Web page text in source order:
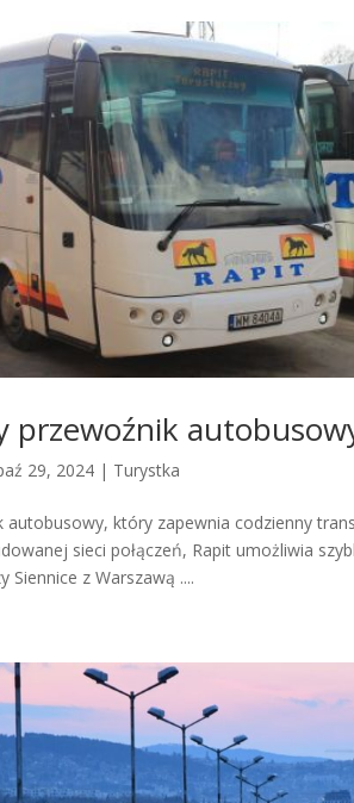
przewoźnik
29, 2024 | Turystka
autobusowy, który zapewnia codzienny
sieci połączeń, Rapit umożliwia
Siennice z Warszawą ....